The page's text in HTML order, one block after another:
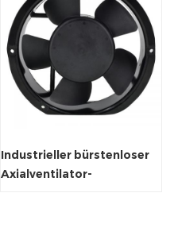
Industrieller bürstenloser
Axialventilator-